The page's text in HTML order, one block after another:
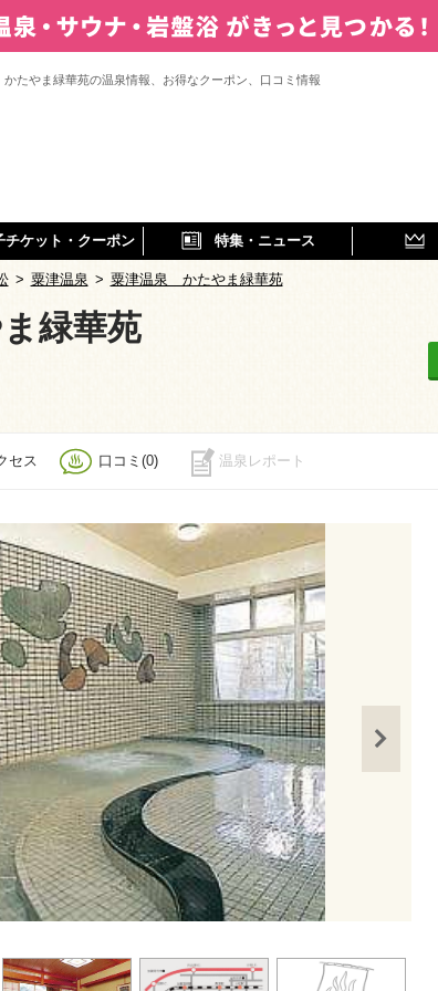
たやま緑華苑の温泉情報、お得なクーポン、口コミ情報
チケット・クーポン 特集・ニュース
> 粟津温泉 > 粟津温泉 かたやま緑華苑
緑華苑
セス 口コミ(0) 温泉レポート